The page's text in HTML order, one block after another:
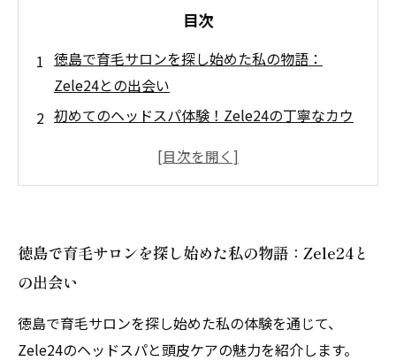
目次
徳島で育毛サロンを探し始めた私の物語：
Zele24との出会い
初めてのヘッドスパ体験！Zele24の丁寧なカウ
実際に受けたZele24のオーダーメイド頭皮ケア
果の実感
育毛サロン選びの結論：徳島のZele24が教えて
くれた健康な髪の秘訣
Zele24のヘッドスパでリラックスしながら頭皮
徳島で育毛サロンを探し始めた私の物語：Zele24と
の出会い
徳島で育毛サロンを探し始めた私の体験を通じて、
Zele24のヘッドスパと頭皮ケアの魅力を紹介します。